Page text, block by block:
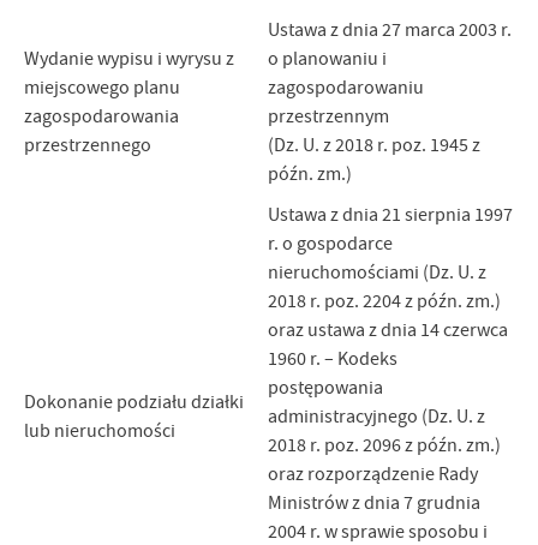
Wydanie wypisu i wyrysu z
miejscowego planu
zagospodarowania
przestrzennego
Ustawa z dnia 27 marca 2003 r.
o planowaniu i
zagospodarowaniu
przestrzennym
(Dz. U. z 2018 r. poz. 1945 z
późn. zm.)
Dokonanie podziału działki
lub nieruchomości
Ustawa z dnia 21 sierpnia 1997
r. o gospodarce
nieruchomościami (Dz. U. z
2018 r. poz. 2204 z późn. zm.)
oraz ustawa z dnia 14 czerwca
1960 r. – Kodeks
postępowania
administracyjnego (Dz. U. z
2018 r. poz. 2096 z późn. zm.)
oraz rozporządzenie Rady
Ministrów z dnia 7 grudnia
2004 r. w sprawie sposobu i